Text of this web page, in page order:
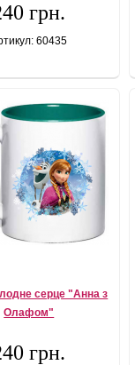
грн.
60435
серце "Анна з
Олафом"
грн.